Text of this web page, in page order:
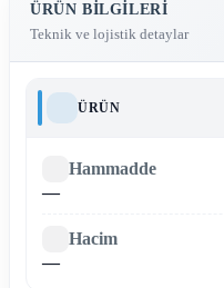
ÜRÜN BILGILERI
Teknik ve lojistik detaylar
ÜRÜN
Hammadde
—
Hacim
—